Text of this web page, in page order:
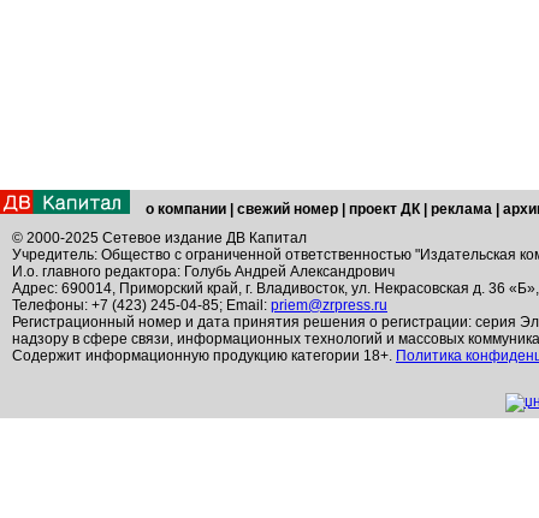
о компании свежий номер проект ДК реклама
© 2000-2025 Сетевое издание ДВ Капитал
Учредитель: Общество с ограниченной ответственностью "Издательская
И.о. главного редактора: Голубь Андрей Александрович
Адрес: 690014, Приморский край, г. Владивосток, ул. Некрасовская д. 36
Телефоны: +7 (423) 245-04-85; Email: priem@zrpress.ru
Регистрационный номер и дата принятия решения о регистрации: серия
надзору в сфере связи, информационных технологий и массовых
Содержит информационную продукцию категории 18+. Политика